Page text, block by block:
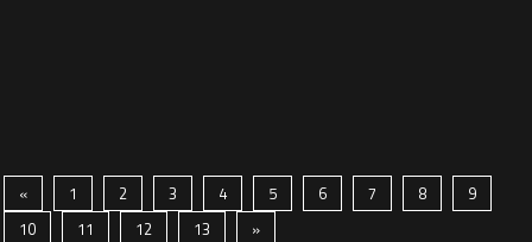
« 1 2 3 4 5 6 7 8
9
10
11 12 13 »